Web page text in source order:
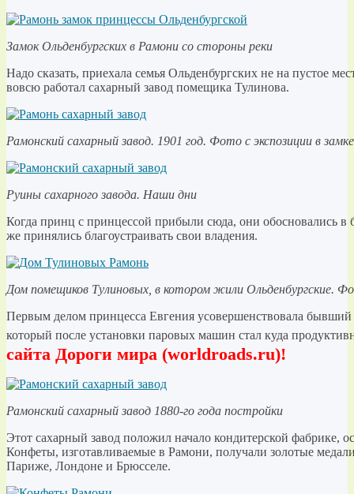
Замок Ольденбургских в Рамони со стороны реки
Надо сказать, приехала семья Ольденбургских не на пустое
вовсю работал сахарный завод помещика Тулинова.
Рамонский сахарный завод. 1901 год. Фото с экспозиции в замке
Руины сахарного завода. Наши дни
Когда принц с принцессой прибыли сюда, они обосновались
же принялись благоустраивать свои владения.
Дом помещиков Тулиновых, в котором жили Ольденбургские.
Первым делом принцесса Евгения усовершенствовала бывший
который после установки паровых машин стал куда
сайта Дороги мира (worldroads.ru)!
Рамонский сахарный завод 1880-го года постройки
Этот сахарный завод положил начало кондитерской фабрике,
Конфеты, изготавливаемые в Рамони, получали золотые
Париже, Лондоне и Брюсселе.